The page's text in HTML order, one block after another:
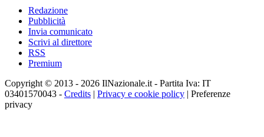
Redazione
Pubblicità
Invia comunicato
Scrivi al direttore
RSS
Premium
Copyright © 2013 - 2026 IlNazionale.it - Partita Iva: IT
03401570043 - Credits | Privacy e cookie policy | Preferenze
privacy